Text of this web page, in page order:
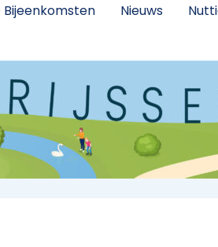
Bijeenkomsten Nieuws